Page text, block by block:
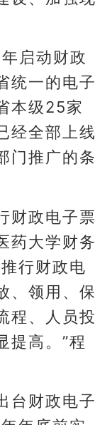
启动财政
统一的电子
本级25家
经全部上线
门推广的条
政电子票
药大学财务
行财政电
、领用、保
程、人员投
提高。”程
财政电子